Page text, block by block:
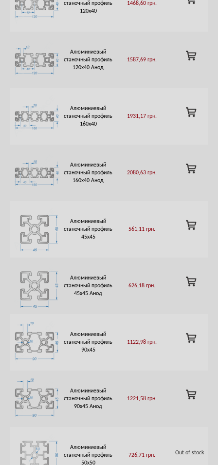
станочный профиль
120х40
1468,60 грн.
TO
Алюминиевый
станочный профиль
120х40 Анод
1587,69 грн.
ADD
TO
Алюминиевый
станочный профиль
160х40
1931,17 грн.
ADD
TO
Алюминиевый
станочный профиль
160х40 Анод
2080,63 грн.
ADD
TO
Алюминиевый
станочный профиль
45х45
561,11 грн.
ADD
TO
Алюминиевый
станочный профиль
45х45 Анод
626,18 грн.
ADD
TO
Алюминиевый
станочный профиль
90х45
1122,98 грн.
ADD
TO
Алюминиевый
станочный профиль
90х45 Анод
1221,58 грн.
ADD
TO
Алюминиевый
станочный профиль
50х50
726,71 грн. Out of stock